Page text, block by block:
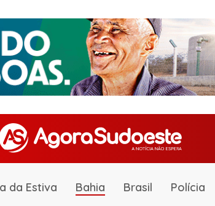
da Estiva Bahia Brasil Polícia